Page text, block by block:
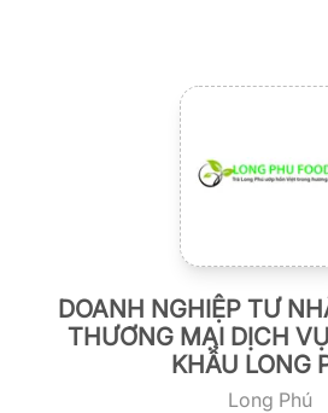
DOANH NGHIỆP TƯ
THƯƠNG MẠI DỊCH
KHẨU LONG
Long Phú